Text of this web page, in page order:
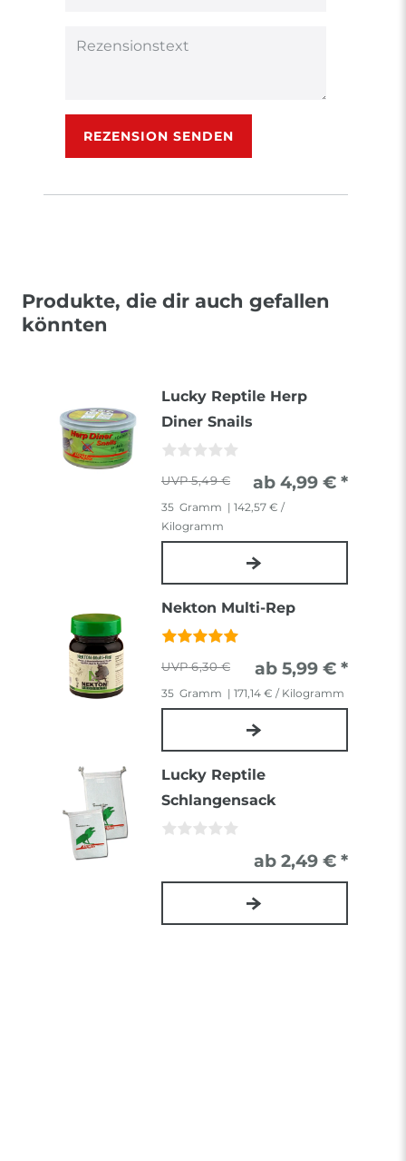
Rezensionstext
REZENSION SENDEN
Produkte, die dir auch gefallen
könnten
Lucky Reptile Herp
Diner Snails
5,49 € ab 4,99 € *
35 Gramm | 142,57 € /
Kilogramm
Nekton Multi-Rep
6,30 € ab 5,99 € *
35 Gramm | 171,14 € / Kilogramm
Lucky Reptile
Schlangensack
ab 2,49 € *